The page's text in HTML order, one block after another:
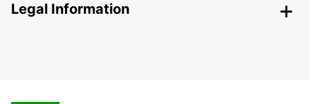
Legal Information